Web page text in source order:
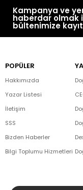
Kampanya ve
haberdar olmak
bültenimize
POPÜLER
Hakkımızda
Yazar Listesi
İletişim
SSS
Bizden Haberler
Bilgi Toplumu Hizmetleri